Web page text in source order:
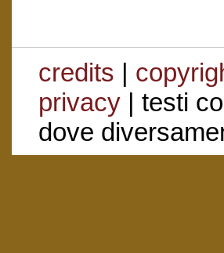
credits |
privacy| testi
dove